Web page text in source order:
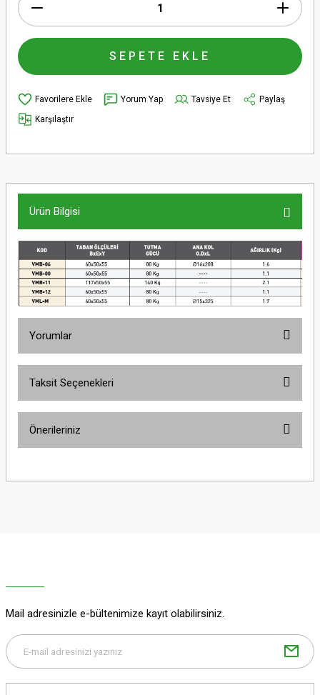
SEPETE EKLE
Yorum Yap Tavsiye Et
Paylaş
Karşılaştır
Ürün Bilgisi
Yorumlar
Taksit Seçenekleri
Önerileriniz
Bu ürüne benzer farklı alternatifler olmalı.
Mail adresinizle e-bültenimize kayıt olabilirsiniz.